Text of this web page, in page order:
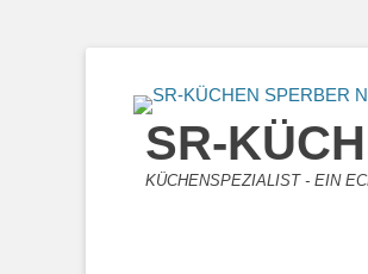
SR-
KÜCHENSPEZIALIST - EIN